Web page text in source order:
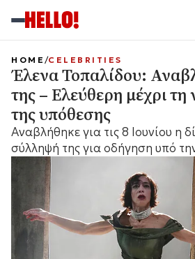
HOME CELEBRITIES
Έλενα Τοπαλίδου:
της – Ελεύθερη μέχρι τη
της υπόθεσης
Αναβλήθηκε για τις 8 Ιουνίου η
σύλληψή της για οδήγηση υπό